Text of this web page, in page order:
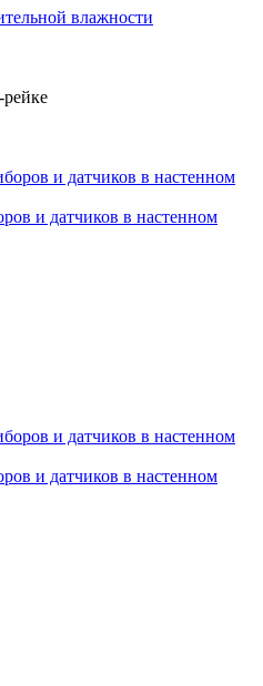
влажности
и датчиков в настенном
и датчиков в настенном